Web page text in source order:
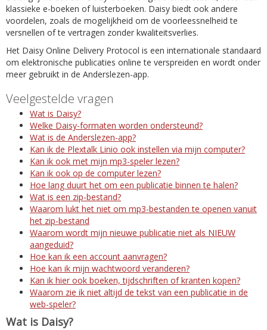
klassieke e-boeken of luisterboeken. Daisy biedt ook andere
voordelen, zoals de mogelijkheid om de voorleessnelheid te
versnellen of te vertragen zonder kwaliteitsverlies.
Het Daisy Online Delivery Protocol is een internationale standaard
om elektronische publicaties online te verspreiden en wordt onder
meer gebruikt in de Anderslezen-app.
Veelgestelde vragen
Wat is Daisy?
Welke Daisy-formaten worden ondersteund?
Wat is de Anderslezen-app?
Kan ik de Plextalk Linio ook instellen via mijn computer?
Kan ik ook met mijn mp3-speler lezen?
Kan ik ook op de computer lezen?
Hoe lang duurt het om een publicatie binnen te halen?
Wat is een zip-bestand?
Waarom lukt het niet om mp3-bestanden te openen vanuit
het zip-bestand
Waarom wordt mijn nieuwe publicatie niet als NIEUW
aangeduid?
Hoe kan ik een account aanvragen?
Hoe kan ik mijn wachtwoord veranderen?
Kan ik hier ook boeken, tijdschriften of kranten kopen?
Waarom zie ik niet altijd de tekst van een publicatie in de
web-speler?
Wat is Daisy?